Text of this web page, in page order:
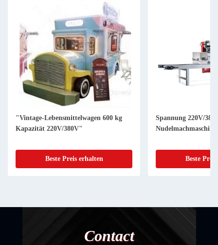
"Vintage-Lebensmittelwagen 600 kg
Kapazität 220V/380V"
Beste Preis erhalten
Spannung 220V/
Beste
Contact